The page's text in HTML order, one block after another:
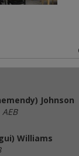
Johnson
Williams